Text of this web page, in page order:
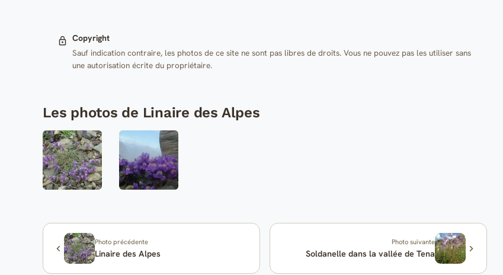
Copyright
Sauf indication contraire, les photos de ce site ne sont pas libres de droits. Vous ne pouvez pas les utiliser sans
une autorisation écrite du propriétaire.
Les photos de Linaire des Alpes
Photo précédente
Linaire des Alpes
Photo suivante
Soldanelle dans la vallée de Tena